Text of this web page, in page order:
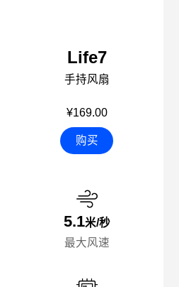
Life7
手持风扇
¥169.00
购买
5.1米/秒
最大风速